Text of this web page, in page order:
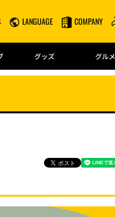
LANGUAGE COMPANY
グッズ グルメ